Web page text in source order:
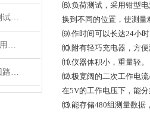
浅谈WS-2型SF6微量水分测试仪技术参数
SF6气体回收装置的主要作用及选型方法
继电保护测试仪连接电流回路的要点
⑻.负荷测试，采用钳型电
换到不同的位置，使测
⑼.作时间可以长达24小
⑽.附有轻巧充电器，方
⑾.仪器体积小，重量轻。
⑿.极宽阔的二次工作电流
在5V的工作电压下，能
⒀.能存储480组测量数据